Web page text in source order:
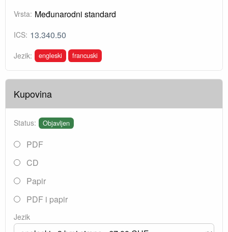
Vrsta: Međunarodni standard
ICS: 13.340.50
Jezik: engleski francuski
Kupovina
Status: Objavljen
PDF
CD
Papir
PDF i papir
Jezik